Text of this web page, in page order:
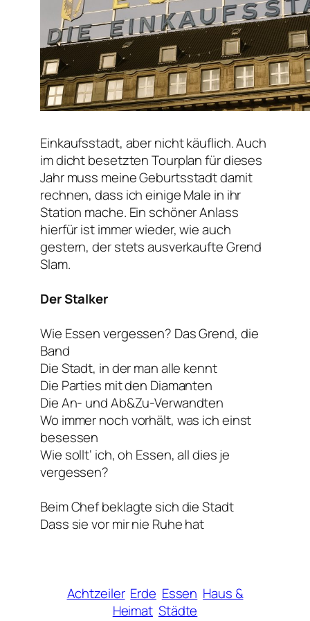
Einkaufsstadt, aber nicht käuflich. Auch
im dicht besetzten Tourplan für dieses
Jahr muss meine Geburtsstadt damit
rechnen, dass ich einige Male in ihr
Station mache. Ein schöner Anlass
hierfür ist immer wieder, wie auch
gestern, der stets ausverkaufte Grend
Slam.
Der Stalker
Wie Essen vergessen? Das Grend, die
Band
Die Stadt, in der man alle kennt
Die Parties mit den Diamanten
Die An- und Ab&Zu-Verwandten
Wo immer noch vorhält, was ich einst
besessen
Wie sollt‘ ich, oh Essen, all dies je
vergessen?
Beim Chef beklagte sich die Stadt
Dass sie vor mir nie Ruhe hat
Achtzeiler Erde Essen Haus &
Heimat Städte